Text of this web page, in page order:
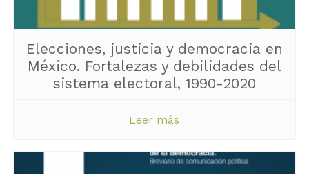
Elecciones, justicia y democracia en
México. Fortalezas y debilidades del
sistema electoral, 1990-2020
Leer más